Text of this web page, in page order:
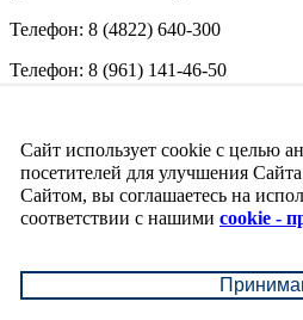
Телефон: 8 (4822) 640-300
Телефон: 8 (961) 141-46-50
Обращаем ваше внимание на то,
(включая цены) на этом интернет-
информационный характер и ни
является публичной офертой,
Сайт использует cookie с целью
посетителей для улучшения
Сайтом, вы соглашаетесь на
соответствии с нашими cookie -